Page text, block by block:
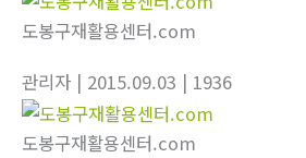
도봉구재활용센터.com
관리자 | 2015.09.03 | 1936
도봉구재활용센터.com